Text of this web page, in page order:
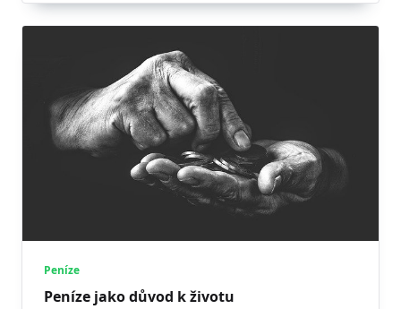
Peníze
Peníze jako důvod k životu